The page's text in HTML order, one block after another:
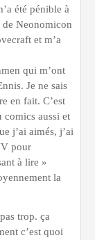
été pénible à
Neonomicon
et m’a
qui m’ont
Je ne sais
en fait. C’est
comics aussi et
j’ai aimés, j’ai
pour
à lire »
la
trop. ça
c’est quoi